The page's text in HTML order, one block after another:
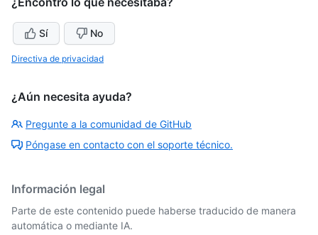
Sí No
Directiva de privacidad
¿Aún necesita ayuda?
Pregunte a la comunidad de GitHub
Póngase en contacto con el soporte técnico.
Información legal
Parte de este contenido puede haberse traducido de manera
automática o mediante IA.